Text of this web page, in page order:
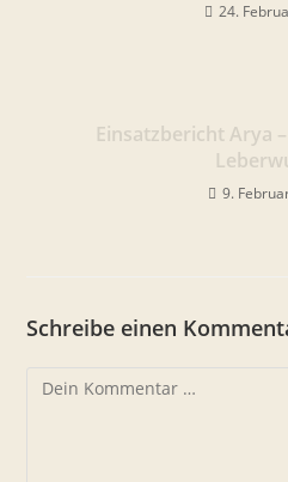
24.
Einsatzbericht Arya
9.
Schreibe einen
Kommentar